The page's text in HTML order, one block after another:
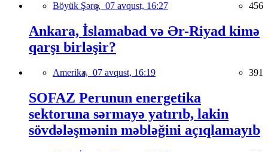
Böyük Şərq, 07 avqust, 16:27 456
Ankara, İslamabad və Ər-Riyad kimə
qarşı birləşir?
Amerika, 07 avqust, 16:19 391
SOFAZ Perunun energetika
sektoruna sərmayə yatırıb, lakin
sövdələşmənin məbləğini açıqlamayıb